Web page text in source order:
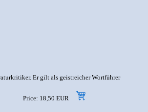
Er gilt als geistreicher Wortführer
Price: 18,50 EUR